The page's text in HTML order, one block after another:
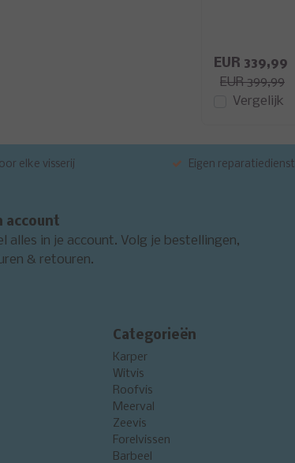
EUR 339,99
EUR 399,99
Vergelijk
elke visserij Eigen reparatiedienst
account
alles in je account. Volg je bestellingen,
& retouren.
Categorieën
Karper
Witvis
Roofvis
Meerval
Zeevis
Forelvissen
Barbeel